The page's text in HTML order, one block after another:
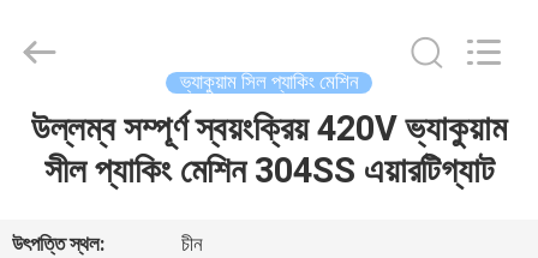
বাড়ি
Machinery
Reserved.
ভ্যাকুয়াম সিল প্যাকিং মেশিন
উল্লম্ব সম্পূর্ণ স্বয়ংক্রিয় 420V ভ্যাকুয়াম
সীল প্যাকিং মেশিন 304SS এয়ারটিগ্যাট
উৎপত্তি স্থল:
চীন